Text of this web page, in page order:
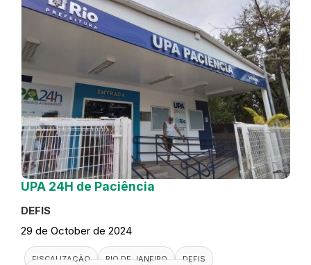
UPA 24H de Paciência
DEFIS
29 de October de 2024
FISCALIZAÇÃO RIO DE JANEIRO
DEFIS